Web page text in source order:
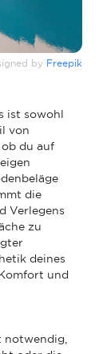
by Freepik
ist sowohl
von
du auf
die
Verlegens
zu
deines
und
notwendig,